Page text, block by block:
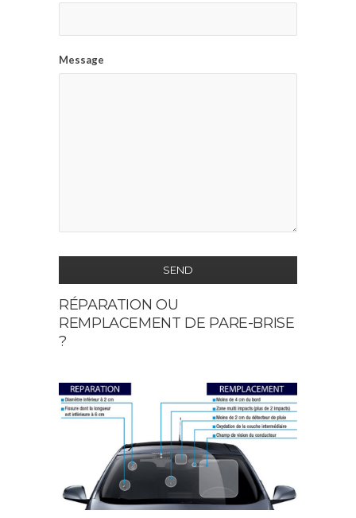
Message
SEND
This
field
should
left
blank
RÉPARATION OU
REMPLACEMENT DE PARE-BRISE
?